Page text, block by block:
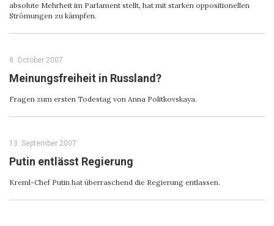
absolute Mehrheit im Parlament stellt, hat mit starken oppositionellen
Strömungen zu kämpfen.
8. October 2007
Meinungsfreiheit in Russland?
Fragen zum ersten Todestag von Anna Politkovskaya.
13. September 2007
Putin entlässt Regierung
Kreml-Chef Putin hat überraschend die Regierung entlassen.